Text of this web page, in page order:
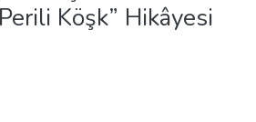
Köşk” Hikâyesi